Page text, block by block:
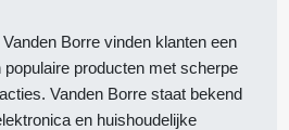
Borre vinden klanten een
producten met scherpe
Vanden Borre staat bekend
en huishoudelijke